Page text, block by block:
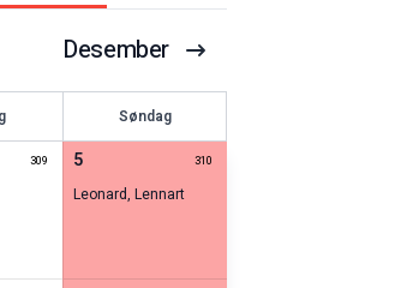
Desember
Søndag
309 5 310
Leonard,Lennart